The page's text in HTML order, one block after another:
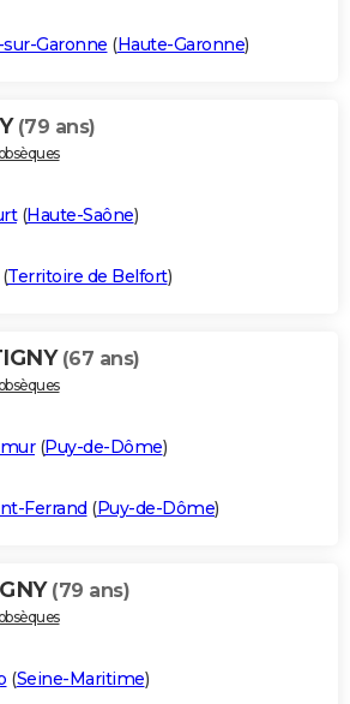
Garonne (Haute-Garonne)
(79 ans)
(Haute-Saône)
Territoire de Belfort)
(67 ans)
(Puy-de-Dôme)
Ferrand (Puy-de-Dôme)
(79 ans)
(Seine-Maritime)